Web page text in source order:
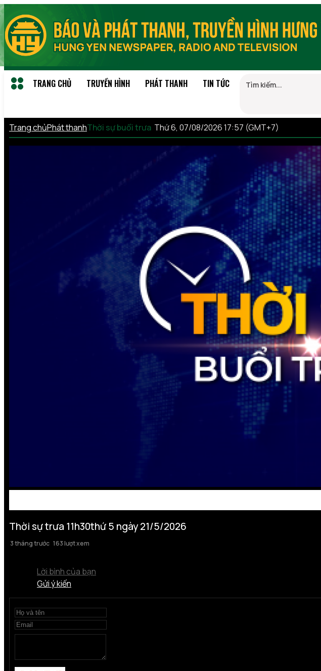
TRANG CHỦ TRUYỀN HÌNH PHÁT THANH TIN TỨC
Trang chủPhát thanhThời sự buổi trưa Thứ 6, 07/08/2026 17:57 (GMT+7)
Thời sự trưa 11h30thứ 5 ngày 21/5/2026
3 tháng trước 163 lượt xem
Lời bình của bạn
Gửi ý kiến